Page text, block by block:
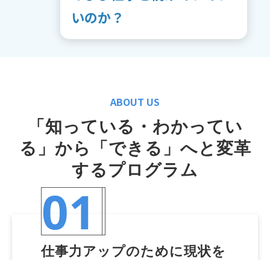
いのか？
ABOUT US
「知っている・わかってい
る」から「できる」へと変革
するプログラム
01
仕事力アップのために現状を